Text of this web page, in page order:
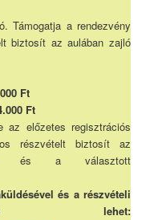
Támogatja a rendezvény
biztosít az aulában zajló
Ft
Ft
előzetes regisztrációs
részvételt biztosít az
és a választott
és a részvételi
lehet: